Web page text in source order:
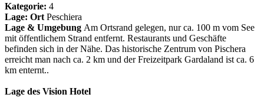
Kategorie: 4
Lage: Ort Peschiera
Lage & Umgebung Am Ortsrand gelegen, nur ca. 100 m vom See
mit öffentlichem Strand entfernt. Restaurants und Geschäfte
befinden sich in der Nähe. Das historische Zentrum von Pischera
erreicht man nach ca. 2 km und der Freizeitpark Gardaland ist ca. 6
km enternt..
Lage des Vision Hotel